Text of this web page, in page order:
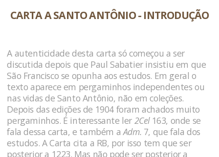
CARTA A SANTO ANTÔNIO - INTRODUÇÃO
A autenticidade desta carta só começou a ser
discutida depois que Paul Sabatier insistiu em que
São Francisco se opunha aos estudos. Em geral o
texto aparece em pergaminhos independentes ou
nas vidas de Santo Antônio, não em coleções.
Depois das edições de 1904 foram achados muito
pergaminhos. É interessante ler 2Cel 163, onde se
fala dessa carta, e também aAdm. 7, que fala dos
estudos. A Carta cita a RB, por isso tem que ser
posterior a 1223. Mas não pode ser posterior a